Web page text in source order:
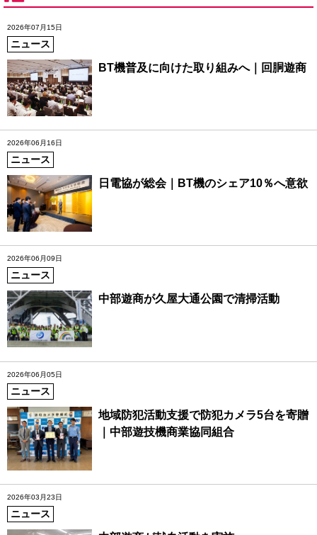
2026年07月15日
ニュース
BT機普及に向けた取り組みへ｜回胴遊商
2026年06月16日
ニュース
日電協が総会｜BT機のシェア10％へ意欲
2026年06月09日
ニュース
中部遊商が久屋大通公園で清掃活動
2026年06月05日
ニュース
地域防犯活動支援で防犯カメラ5台を寄贈
｜中部遊技機商業協同組合
2026年03月23日
ニュース